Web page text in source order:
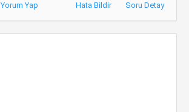
Yorum Yap Hata Bildir Soru Detay